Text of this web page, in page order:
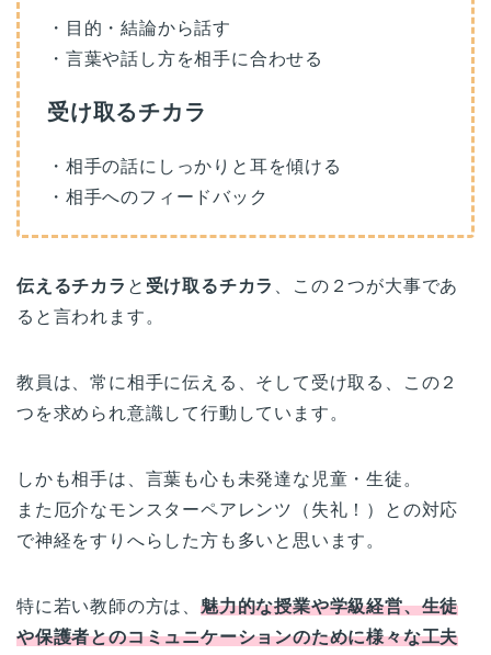
・目的・結論から話す
・言葉や話し方を相手に合わせる
受け取るチカラ
・相手の話にしっかりと耳を傾ける
・相手へのフィードバック
伝えるチカラ と 受け取るチカラ
、この２つが大事であ
ると言われます。
教員は、常に相手に伝える、そして受け取る、この２
つを求められ意識して行動しています。
しかも相手は、言葉も心も未発達な児童・生徒。
また厄介なモンスターペアレンツ（失礼！）との対応
で神経をすりへらした方も多いと思います。
特に若い教師の方は、 魅力的な授業や学級経営、生徒
や保護者とのコミュニケーションのために様々な工夫